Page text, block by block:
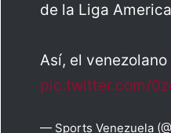
de la Liga
Así, el
pic.twitter.com/
— Sports Venezuela